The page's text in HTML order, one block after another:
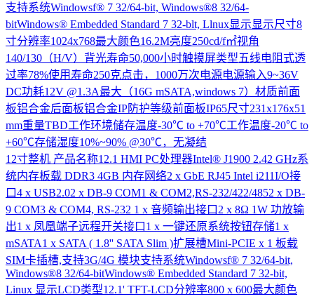
支持系统Windowsf® 7 32/64-bit, Windows®8 32/64-
bitWindows® Embedded Standard 7 32-blt, Llnux显示显示尺寸8
寸分辨率1024x768最大颜色16.2M亮度250cd/f㎡视角
140/130（H/V）背光寿命50,000小时触摸屏类型五线电阻式透
过率78%使用寿命250克点击，1000万次电源电源输入9~36V
DC功耗12V @1.3A最大（16G mSATA,windows 7）材质前面
板铝合金后面板铝合金IP防护等级前面板IP65尺寸231x176x51
mm重量TBD工作环境储存温度-30℃ to +70℃工作温度-20℃ to
+60℃存储湿度10%~90% @30℃，无凝结
12寸整机 产品名称12.1 HMI PC处理器Intel® J1900 2.42 GHz系
统内存板载 DDR3 4GB 内存网络2 x GbE RJ45 Intel i211I/O接
口4 x USB2.02 x DB-9 COM1 & COM2,RS-232/422/4852 x DB-
9 COM3 & COM4, RS-232 1 x 音频输出接口2 x 8Ω 1W 功放输
出1 x 凤凰端子远程开关接口1 x 一键还原系统按钮存储1 x
mSATA1 x SATA ( 1.8'' SATA Slim )扩展槽Mini-PCIE x 1 板载
SIM卡插槽,支持3G/4G 模块支持系统Windowsf® 7 32/64-bit,
Windows®8 32/64-bitWindows® Embedded Standard 7 32-bit,
Linux 显示LCD类型12.1' TFT-LCD分辨率800 x 600最大颜色